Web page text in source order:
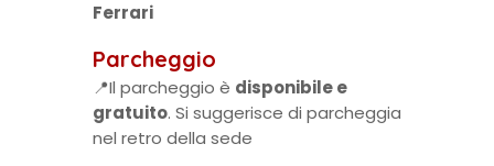
Ferrari
Parcheggio
📍Il parcheggio è disponibile e
gratuito. Si suggerisce di parcheggia
nel retro della sede